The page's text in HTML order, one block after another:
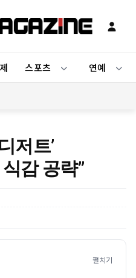
스포츠 연예
저트’
감 공략”
펼치기